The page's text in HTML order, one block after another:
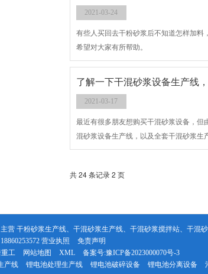
2021-03-24
有些人买回去干粉砂浆后不知道怎样加料
希望对大家有所帮助。
了解一下干混砂浆设备生产线
2021-03-17
最近有很多朋友想购买干混砂浆设备，
混砂浆设备生产线，以及全套干混砂浆生
共 24 条记录 2 页
营 干粉砂浆生产线、干混砂浆生产线、干混砂浆搅拌站、干混
营业执照
免责声明
工 网站地图 XML 备案号:豫ICP备2023000070号-3
产线 锂电池处理生产线 锂电池破碎设备 锂电池分离设备